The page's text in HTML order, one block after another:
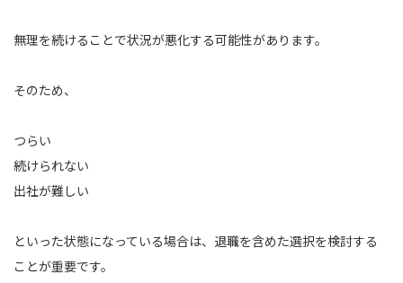
無理を続けることで状況が悪化する可能性があります。
そのため、
つらい
続けられない
出社が難しい
といった状態になっている場合は、退職を含めた選択を検討する
ことが重要です。